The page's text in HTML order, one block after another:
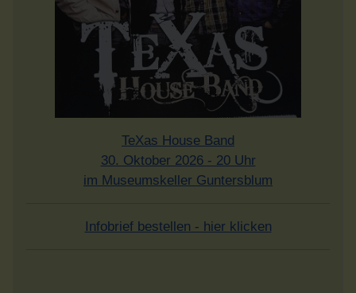
TeXas House Band
30. Oktober 2026 - 20 Uhr
im Museumskeller Guntersblum
Infobrief bestellen - hier klicken